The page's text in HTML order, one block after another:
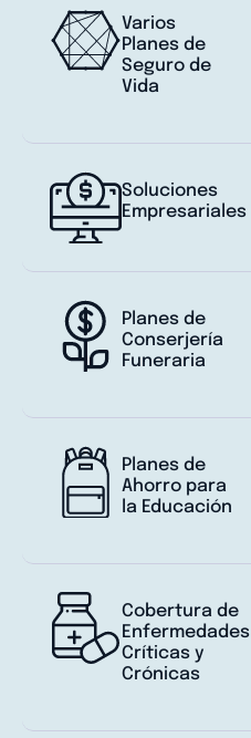
Varios
Planes de
Seguro de
Vida
Soluciones
Empresariales
Planes de
Conserjería
Funeraria
Planes de
Ahorro para
la Educación
Cobertura de
Enfermedades
Críticas y
Crónicas